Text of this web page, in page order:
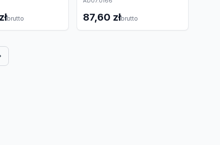
brutto 87,60 złbrutto